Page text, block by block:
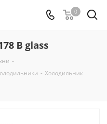
0
B glass
-
- Холодильник